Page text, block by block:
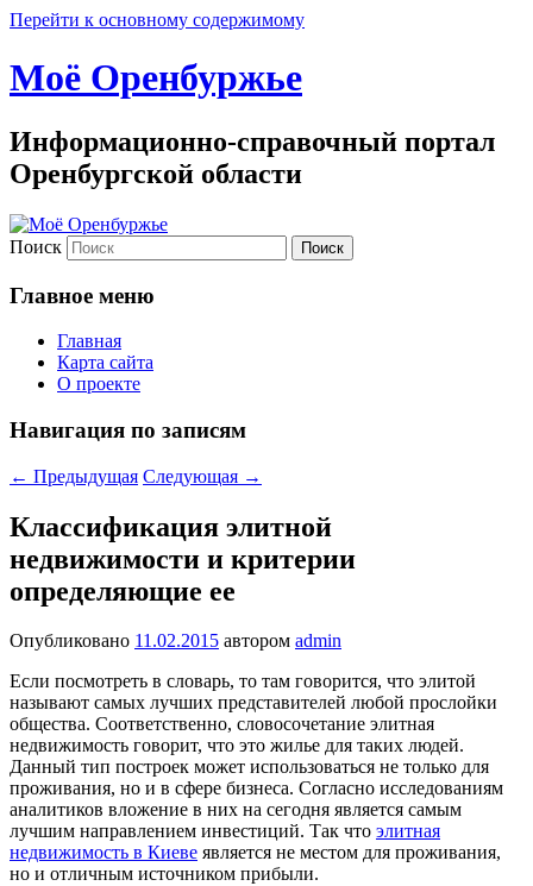
Перейти к основному содержимому
Моё Оренбуржье
Информационно-справочный портал
Оренбургской области
Поиск
Главное меню
Главная
Карта сайта
О проекте
Навигация по записям
← Предыдущая Следующая →
Классификация элитной
недвижимости и критерии
определяющие ее
Опубликовано 11.02.2015 автором admin
Если посмотреть в словарь, то там говорится, что элитой
называют самых лучших представителей любой прослойки
общества. Соответственно, словосочетание элитная
недвижимость говорит, что это жилье для таких людей.
Данный тип построек может использоваться не только для
проживания, но и в сфере бизнеса. Согласно исследованиям
аналитиков вложение в них на сегодня является самым
лучшим направлением инвестиций. Так что элитная
недвижимость в Киеве является не местом для проживания,
но и отличным источником прибыли.